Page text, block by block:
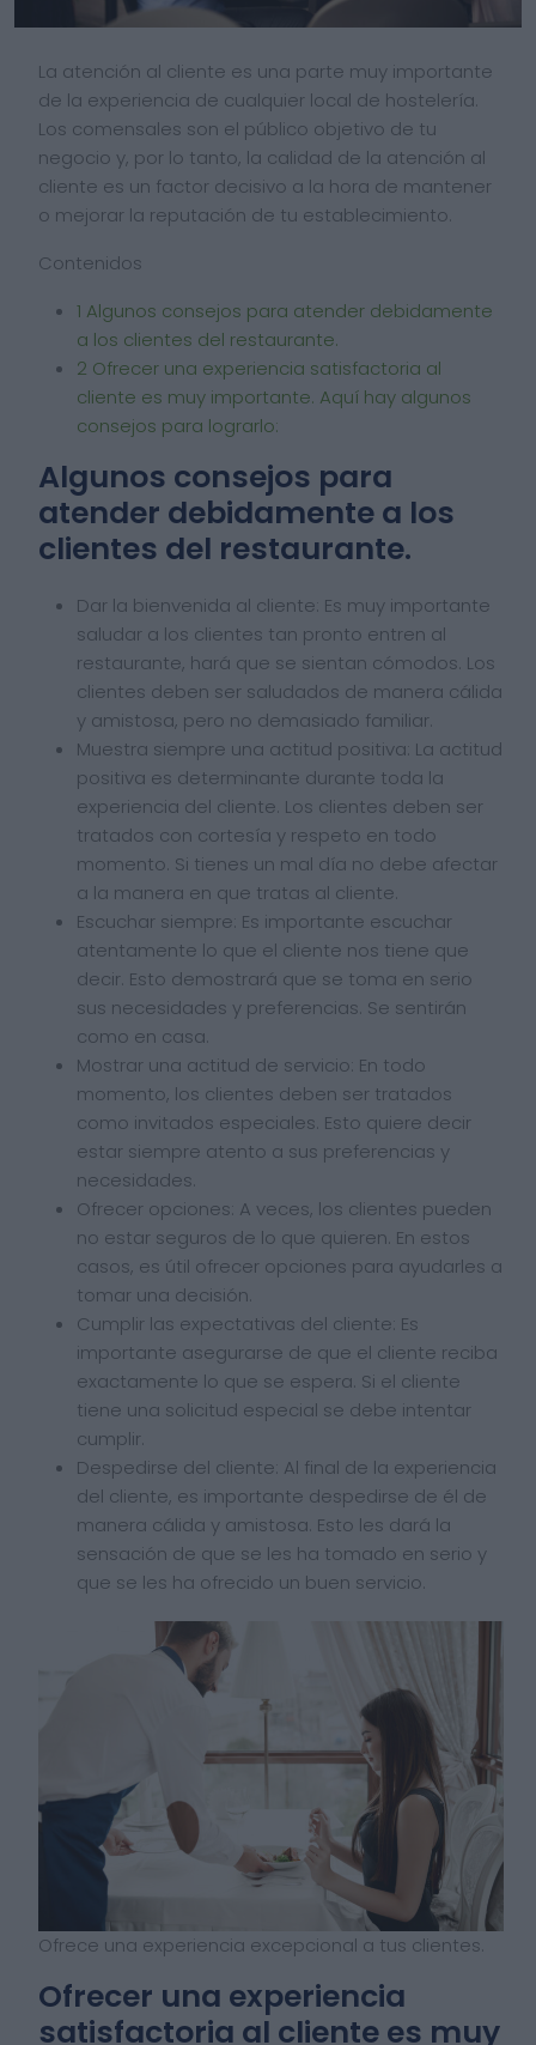
La atención al cliente es una parte muy importante
de la experiencia de cualquier local de hostelería.
Los comensales son el público objetivo de tu
negocio y, por lo tanto, la calidad de la atención al
cliente es un factor decisivo a la hora de mantener
o mejorar la reputación de tu establecimiento.
Contenidos
1 Algunos consejos para atender debidamente
a los clientes del restaurante.
2 Ofrecer una experiencia satisfactoria al
cliente es muy importante. Aquí hay algunos
consejos para lograrlo:
Algunos consejos para
atender debidamente a los
clientes del restaurante.
Dar la bienvenida al cliente: Es muy importante
saludar a los clientes tan pronto entren al
restaurante, hará que se sientan cómodos. Los
clientes deben ser saludados de manera cálida
y amistosa, pero no demasiado familiar.
Muestra siempre una actitud positiva: La actitud
positiva es determinante durante toda la
experiencia del cliente. Los clientes deben ser
tratados con cortesía y respeto en todo
momento. Si tienes un mal día no debe afectar
a la manera en que tratas al cliente.
Escuchar siempre: Es importante escuchar
atentamente lo que el cliente nos tiene que
decir. Esto demostrará que se toma en serio
sus necesidades y preferencias. Se sentirán
como en casa.
Mostrar una actitud de servicio: En todo
momento, los clientes deben ser tratados
como invitados especiales. Esto quiere decir
estar siempre atento a sus preferencias y
necesidades.
Ofrecer opciones: A veces, los clientes pueden
no estar seguros de lo que quieren. En estos
casos, es útil ofrecer opciones para ayudarles a
tomar una decisión.
Cumplir las expectativas del cliente: Es
importante asegurarse de que el cliente reciba
exactamente lo que se espera. Si el cliente
tiene una solicitud especial se debe intentar
cumplir.
Despedirse del cliente: Al final de la experiencia
del cliente, es importante despedirse de él de
manera cálida y amistosa. Esto les dará la
sensación de que se les ha tomado en serio y
que se les ha ofrecido un buen servicio.
Ofrece una experiencia excepcional a tus clientes.
Ofrecer una experiencia
satisfactoria al cliente es muy